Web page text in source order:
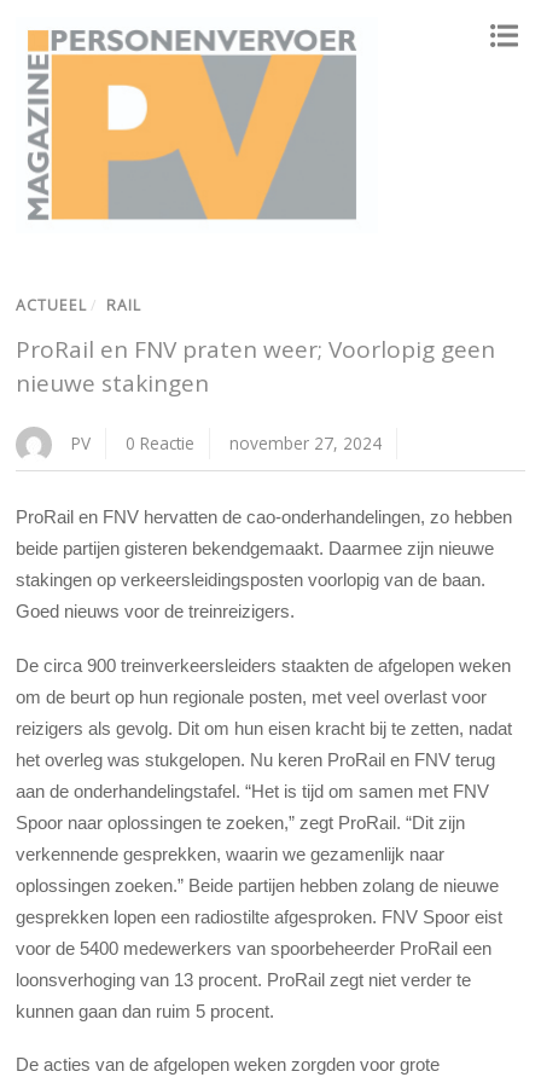
ACTUEEL / RAIL
ProRail en FNV praten weer; Voorlopig geen
nieuwe stakingen
PV 0 Reactie november 27, 2024
ProRail en FNV hervatten de cao-onderhandelingen, zo hebben
beide partijen gisteren bekendgemaakt. Daarmee zijn nieuwe
stakingen op verkeersleidingsposten voorlopig van de baan.
Goed nieuws voor de treinreizigers.
De circa 900 treinverkeersleiders staakten de afgelopen weken
om de beurt op hun regionale posten, met veel overlast voor
reizigers als gevolg. Dit om hun eisen kracht bij te zetten, nadat
het overleg was stukgelopen. Nu keren ProRail en FNV terug
aan de onderhandelingstafel. “Het is tijd om samen met FNV
Spoor naar oplossingen te zoeken,” zegt ProRail. “Dit zijn
verkennende gesprekken, waarin we gezamenlijk naar
oplossingen zoeken.” Beide partijen hebben zolang de nieuwe
gesprekken lopen een radiostilte afgesproken. FNV Spoor eist
voor de 5400 medewerkers van spoorbeheerder ProRail een
loonsverhoging van 13 procent. ProRail zegt niet verder te
kunnen gaan dan ruim 5 procent.
De acties van de afgelopen weken zorgden voor grote